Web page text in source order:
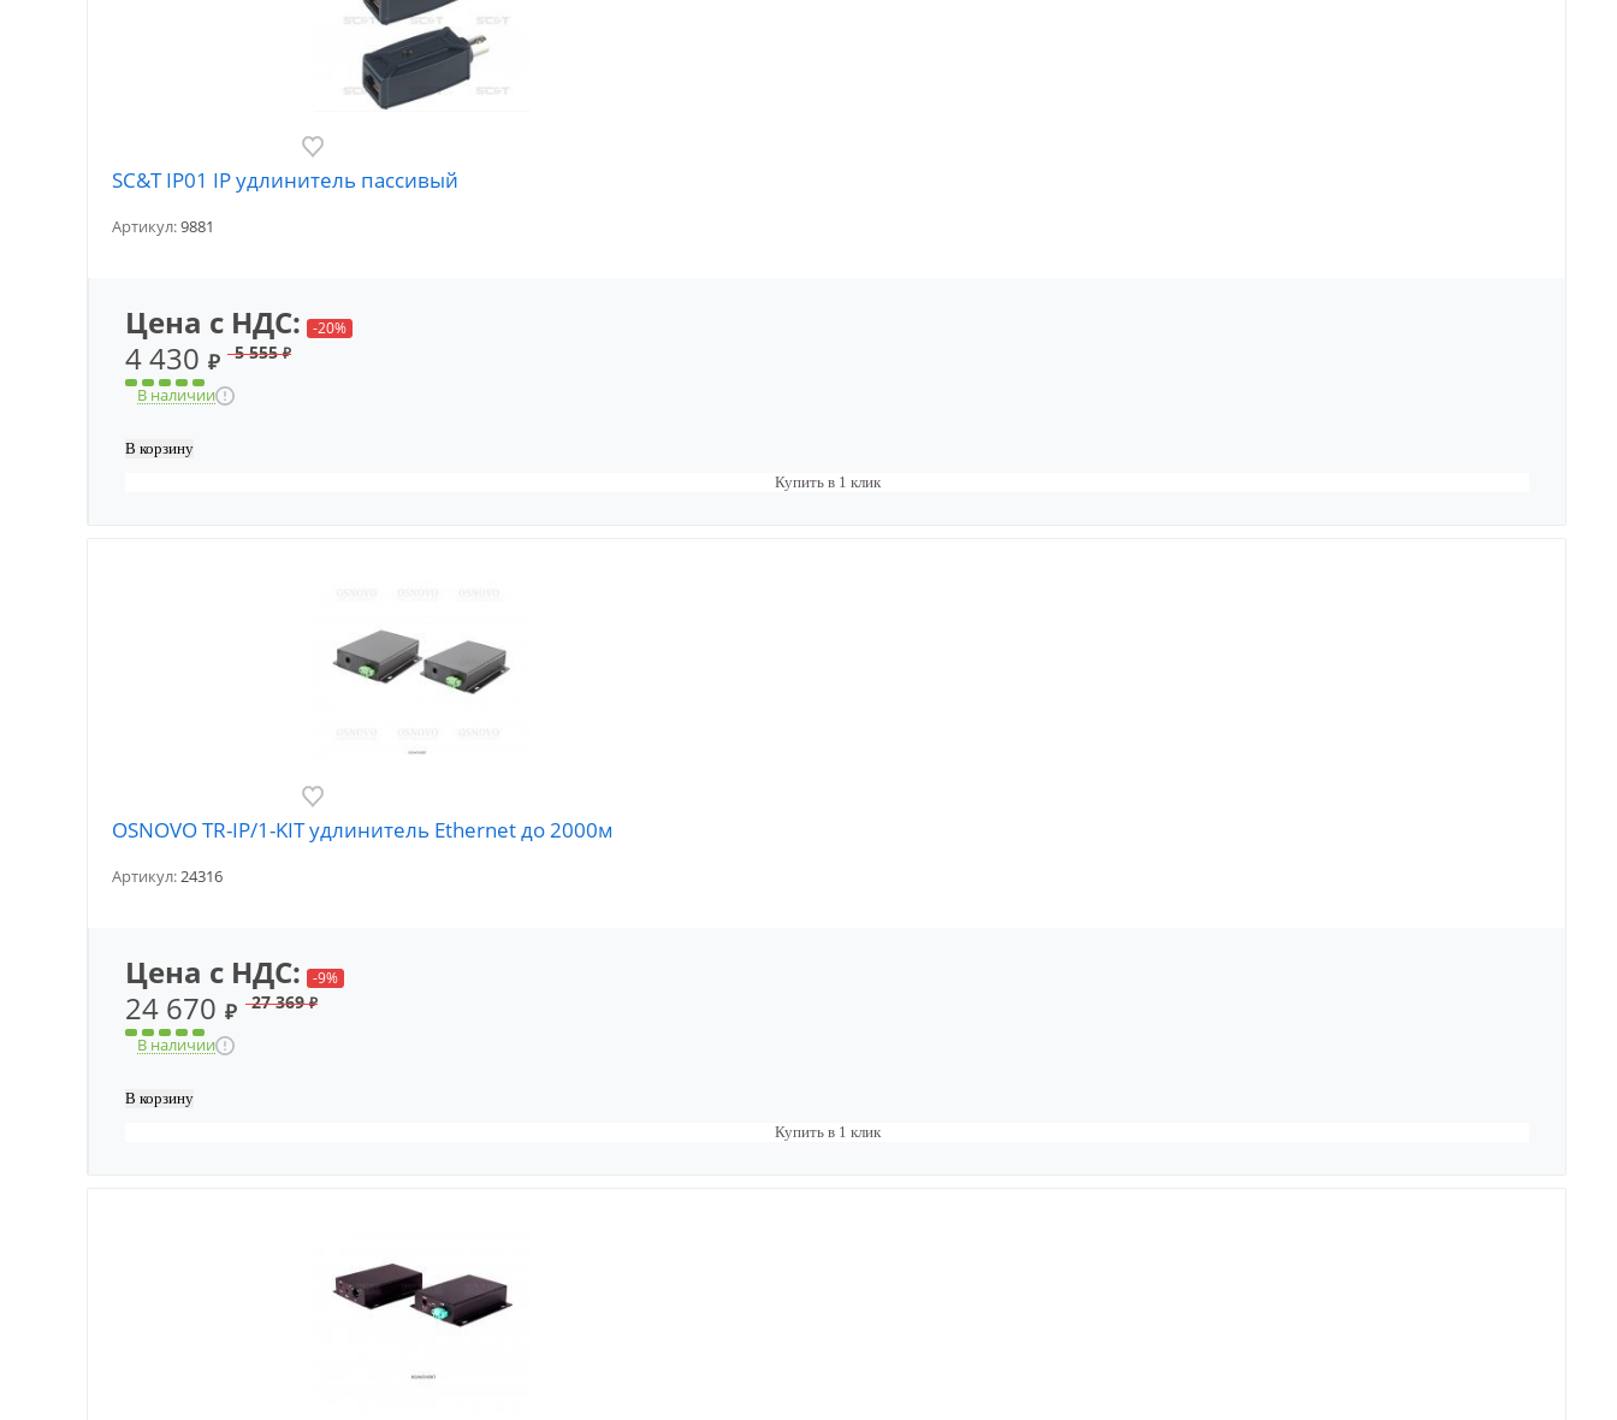
SC&T IP01 IP удлинитель пассивый
Артикул:9881
Цена с НДС: -20%
4 430₽ 5 555₽
В наличии
Купить в 1 клик
OSNOVO TR-IP/1-KIT удлинитель Ethernet до 2000м
Артикул:24316
Цена с НДС: -9%
24 670₽ 27 369₽
В наличии
Купить в 1 клик